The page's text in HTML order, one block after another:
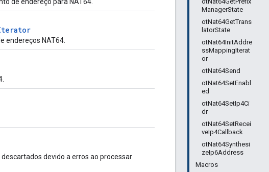
ManagerState
otNat64GetTrans
latorState
otNat64InitAddre
ssMappingIterat
or
otNat64Send
otNat64SetEnabl
ed
otNat64SetIp4Ci
dr
otNat64SetRecei
veIp4Callback
otNat64Synthesi
zeIp6Address
Macros
endereços NAT64.
devido a erros ao processar